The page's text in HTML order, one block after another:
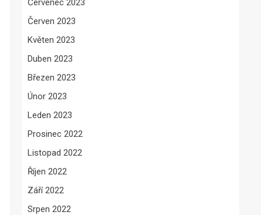
Červenec 2023
Červen 2023
Květen 2023
Duben 2023
Březen 2023
Únor 2023
Leden 2023
Prosinec 2022
Listopad 2022
Říjen 2022
Září 2022
Srpen 2022